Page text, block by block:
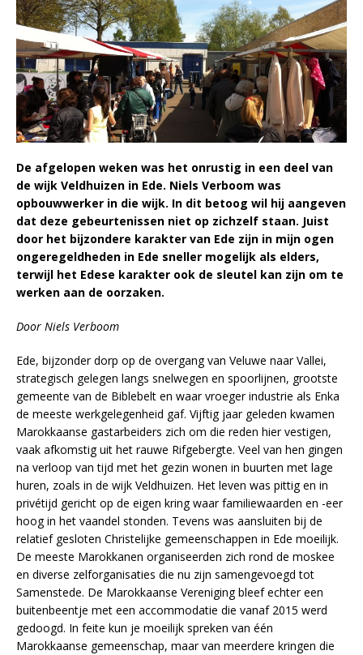
De afgelopen weken was het onrustig in een deel van
de wijk Veldhuizen in Ede. Niels Verboom was
opbouwwerker in die wijk. In dit betoog wil hij aangeven
dat deze gebeurtenissen niet op zichzelf staan. Juist
door het bijzondere karakter van Ede zijn in mijn ogen
ongeregeldheden in Ede sneller mogelijk als elders,
terwijl het Edese karakter ook de sleutel kan zijn om te
werken aan de oorzaken.
Door Niels Verboom
Ede, bijzonder dorp op de overgang van Veluwe naar Vallei,
strategisch gelegen langs snelwegen en spoorlijnen, grootste
gemeente van de Biblebelt en waar vroeger industrie als Enka
de meeste werkgelegenheid gaf. Vijftig jaar geleden kwamen
Marokkaanse gastarbeiders zich om die reden hier vestigen,
vaak afkomstig uit het rauwe Rifgebergte. Veel van hen gingen
na verloop van tijd met het gezin wonen in buurten met lage
huren, zoals in de wijk Veldhuizen. Het leven was pittig en in
privétijd gericht op de eigen kring waar familiewaarden en -eer
hoog in het vaandel stonden. Tevens was aansluiten bij de
relatief gesloten Christelijke gemeenschappen in Ede moeilijk.
De meeste Marokkanen organiseerden zich rond de moskee
en diverse zelforganisaties die nu zijn samengevoegd tot
Samenstede. De Marokkaanse Vereniging bleef echter een
buitenbeentje met een accommodatie die vanaf 2015 werd
gedoogd. In feite kun je moeilijk spreken van één
Marokkaanse gemeenschap, maar van meerdere kringen die